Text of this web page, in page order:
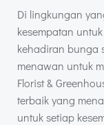
Di lingkungan
kesempatan
kehadiran bunga
menawan untuk
Florist &
terbaik yang
untuk setiap